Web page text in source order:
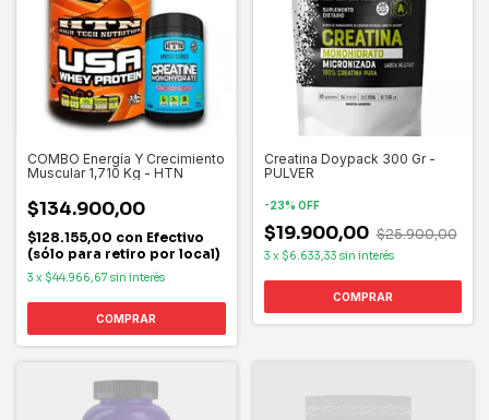
COMBO Energía Y Crecimiento
Muscular 1,710 Kg - HTN
$134.900,00
$128.155,00 con Efectivo
(sólo para retiro por local)
3 x $44.966,67 sin interés
COMPRAR
Creatina Doypack 300 Gr -
PULVER
-23% OFF
$19.900,00 $25.900,00
3 x $6.633,33 sin interés